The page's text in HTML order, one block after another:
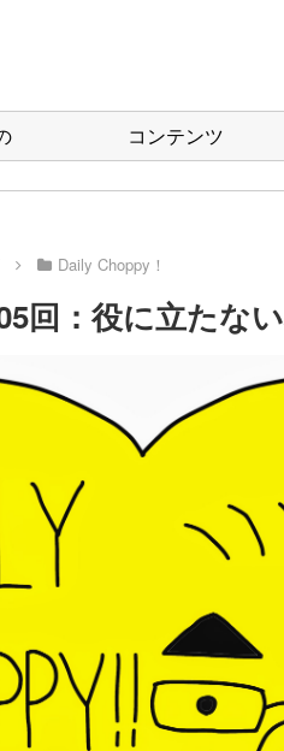
コンテンツ
Daily Choppy！
回：役に立たな